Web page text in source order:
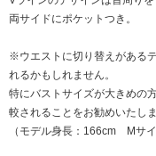
両サイドにポケットつき。
※ウエストに切り替えがある
れるかもしれません。
特にバストサイズが大きめの
較されることをお勧めいたしま
（モデル身長：166cm Mサイ